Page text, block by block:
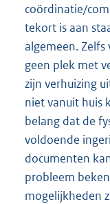
coördinatie/
tekort is aan
algemeen.
geen plek met
zijn verhuizing
niet vanuit huis
belang dat de
voldoende
documenten
probleem
mogelijkheden